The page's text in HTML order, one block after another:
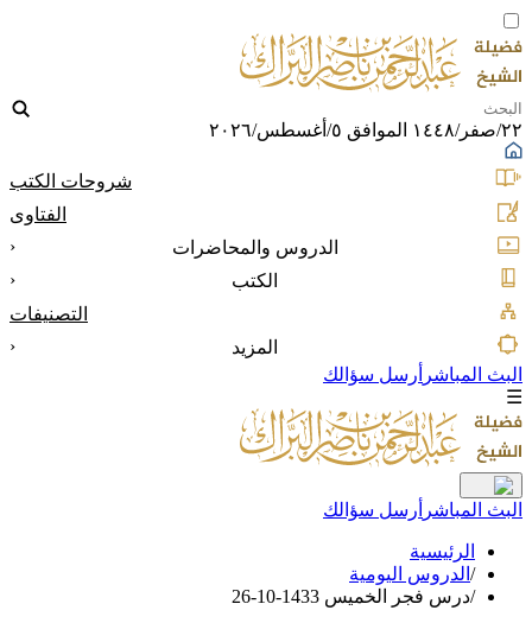
٢٢/صفر/١٤٤٨ الموافق ٥/أغسطس/٢٠٢٦
شروحات الكتب
الفتاوى
الدروس والمحاضرات
‹
الكتب
‹
التصنيفات
المزيد
‹
البث المباشر أرسل سؤالك
☰
البث المباشر أرسل سؤالك
الرئيسية
/ الدروس اليومية
/درس فجر الخميس 1433-10-26